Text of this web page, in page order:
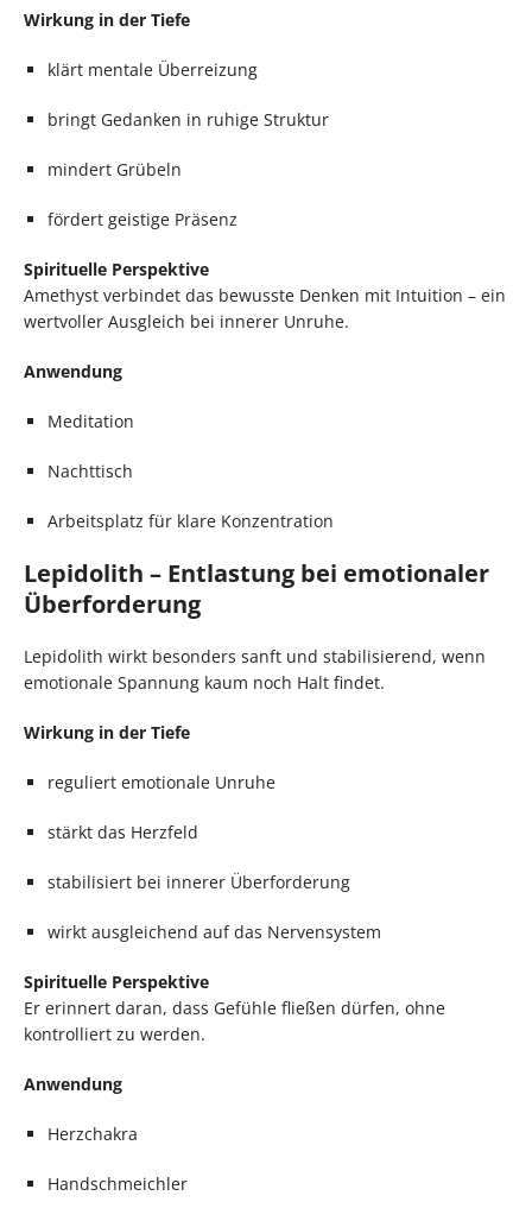
Wirkung in der Tiefe
klärt mentale Überreizung
bringt Gedanken in ruhige Struktur
mindert Grübeln
fördert geistige Präsenz
Spirituelle Perspektive
Amethyst verbindet das bewusste Denken mit Intuition – ein
wertvoller Ausgleich bei innerer Unruhe.
Anwendung
Meditation
Nachttisch
Arbeitsplatz für klare Konzentration
Lepidolith – Entlastung bei emotionaler
Überforderung
Lepidolith wirkt besonders sanft und stabilisierend, wenn
emotionale Spannung kaum noch Halt findet.
Wirkung in der Tiefe
reguliert emotionale Unruhe
stärkt das Herzfeld
stabilisiert bei innerer Überforderung
wirkt ausgleichend auf das Nervensystem
Spirituelle Perspektive
Er erinnert daran, dass Gefühle fließen dürfen, ohne
kontrolliert zu werden.
Anwendung
Herzchakra
Handschmeichler